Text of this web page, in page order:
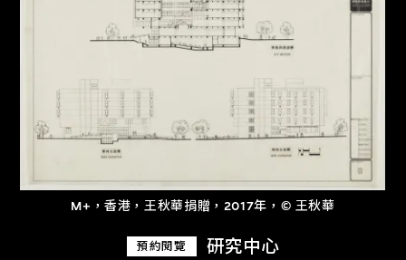
M+，香港，王秋華捐贈，2017年，© 王秋華
預約閱覽 研究中心
進一步篩選
關於M+藏品
探索世界頂級的二十及二十一世紀視覺